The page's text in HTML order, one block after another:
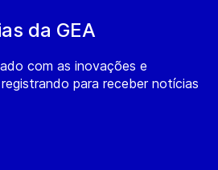
da GEA
com as inovações e
para receber notícias